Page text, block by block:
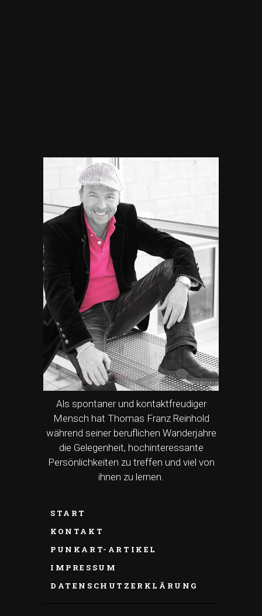
Als spontaner und kontaktfreudiger
Mensch hat Thomas Franz Reinhold
während seiner beruflichen Wanderjahre
die Gelegenheit, hochinteressante
Persönlichkeiten zu treffen und viel von
ihnen zu lernen.
START
KONTAKT
PUNKART-ARTIKEL
IMPRESSUM
DATENSCHUTZERKLÄRUNG